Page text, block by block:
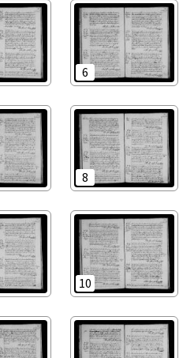
6
8
10